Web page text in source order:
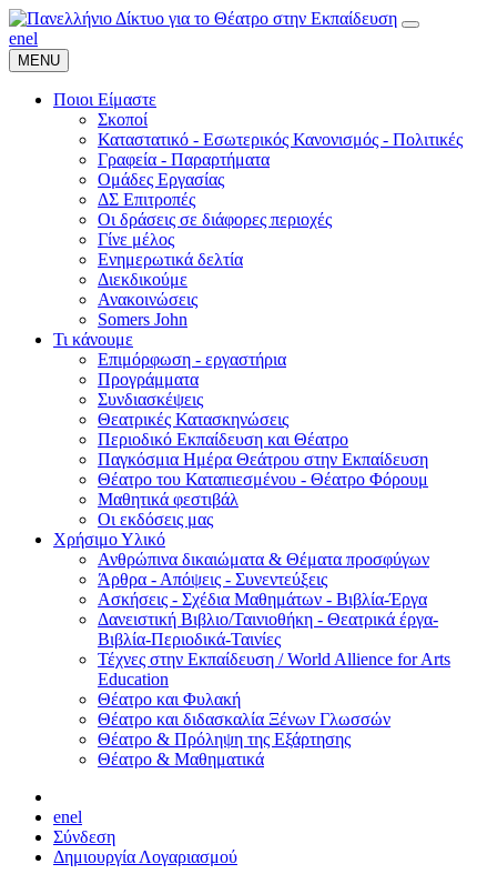
enel
MENU
Ποιοι Είμαστε
Σκοποί
Καταστατικό - Εσωτερικός Κανονισμός - Πολιτικές
Γραφεία - Παραρτήματα
Ομάδες Εργασίας
ΔΣ Επιτροπές
Οι δράσεις σε διάφορες περιοχές
Γίνε μέλος
Ενημερωτικά δελτία
Διεκδικούμε
Ανακοινώσεις
Somers John
Τι κάνουμε
Επιμόρφωση - εργαστήρια
Προγράμματα
Συνδιασκέψεις
Θεατρικές Κατασκηνώσεις
Περιοδικό Εκπαίδευση και Θέατρο
Παγκόσμια Ημέρα Θεάτρου στην Εκπαίδευση
Θέατρο του Καταπιεσμένου - Θέατρο Φόρουμ
Μαθητικά φεστιβάλ
Οι εκδόσεις μας
Χρήσιμο Υλικό
Ανθρώπινα δικαιώματα & Θέματα προσφύγων
Άρθρα - Απόψεις - Συνεντεύξεις
Ασκήσεις - Σχέδια Μαθημάτων - Βιβλία-Έργα
Δανειστική Βιβλιο/Ταινιοθήκη - Θεατρικά έργα-
Βιβλία-Περιοδικά-Ταινίες
Τέχνες στην Εκπαίδευση / World Allience for Arts
Education
Θέατρο και Φυλακή
Θέατρο και διδασκαλία Ξένων Γλωσσών
Θέατρο & Πρόληψη της Εξάρτησης
Θέατρο & Μαθηματικά
enel
Σύνδεση
Δημιουργία Λογαριασμού